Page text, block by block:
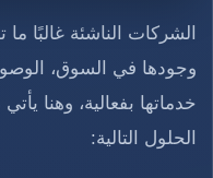
الشركات الناشئة غالبًا
وجودها في السوق،
خدماتها بفعالية، وهنا
الحلول التالية: